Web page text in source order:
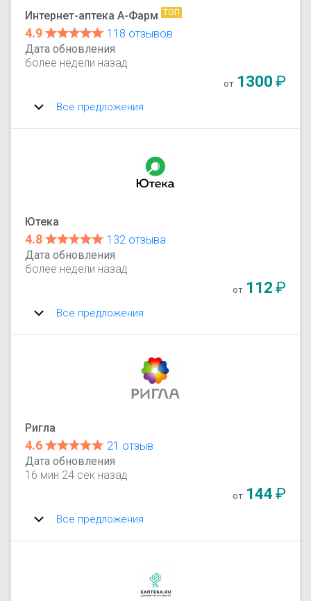
Интернет-аптека А-Фарм ТОП
4.9
118 отзывов
Дата обновления
более недели назад
от 1300₽
Все предложения
Ютека
4.8
132 отзыва
Дата обновления
более недели назад
от 112₽
Все предложения
Ригла
4.6
21 отзыв
Дата обновления
16 мин 24 сек назад
от 144₽
Все предложения